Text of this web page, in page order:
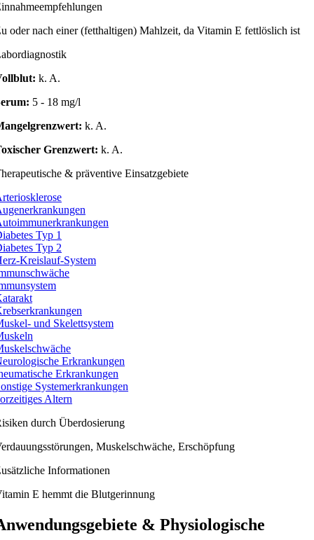
oder nach einer (fetthaltigen) Mahlzeit, da Vitamin E fettlöslich ist
k. A.
5 - 18 mg/l
k. A.
Grenzwert: k. A.
& präventive Einsatzgebiete
Typ 1
Typ 2
Kreislauf-System
und Skelettsystem
Erkrankungen
Erkrankungen
Systemerkrankungen
Altern
durch Überdosierung
Muskelschwäche, Erschöpfung
Informationen
E hemmt die Blutgerinnung
& Physiologische